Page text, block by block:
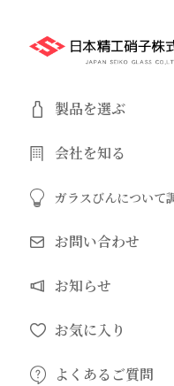
製品を選ぶ
会社を知る
ガラスびんについて
お問い合わせ
お知らせ
お気に入り
よくあるご質問